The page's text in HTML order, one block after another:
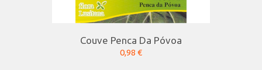
Couve Penca Da Póvoa
0,98 €